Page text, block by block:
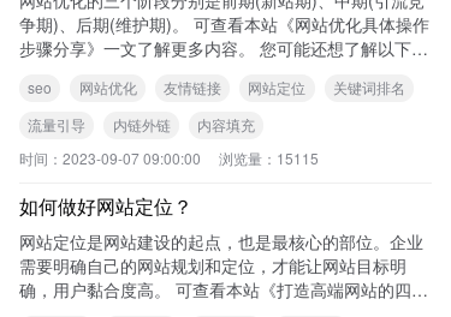
争期)、后期(维护期)。 可查看本站《网站优化具体操作
步骤分享》一文了解更多内容。 您可能还想了解以下内
seo 网站优化 友情链接 网站定位
关键词排名
流量引导
内链外链
内容填充
时间： 2023-09-07 09:00:00 浏览量： 15115
如何做好网站定位？
网站定位是网站建设的起点，也是最核心的部位。企业
需要明确自己的网站规划和定位，才能让网站目标明
确，用户黏合度高。 可查看本站《打造高端网站的四个